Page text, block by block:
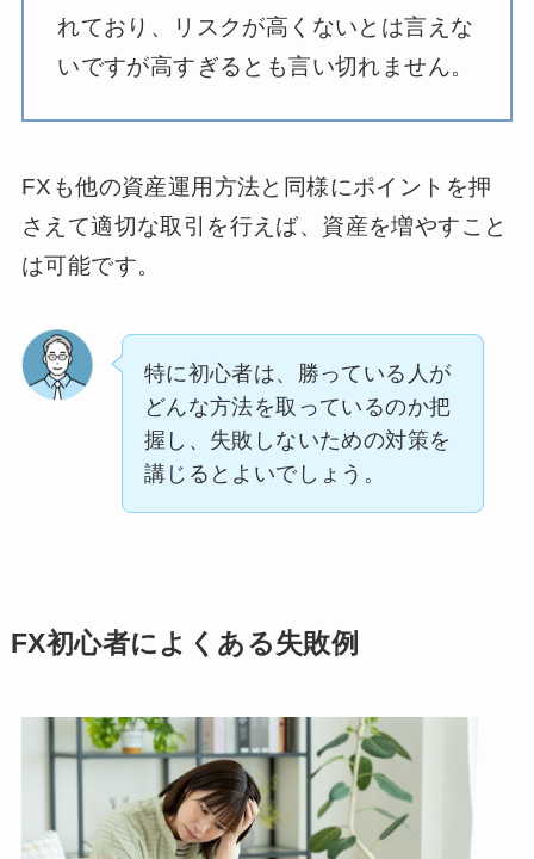
れており、リスクが高くないとは言えな
いですが高すぎるとも言い切れません。
FXも他の資産運用方法と同様にポイントを押
さえて適切な取引を行えば、資産を増やすこと
は可能です。
特に初心者は、勝っている人が
どんな方法を取っているのか把
握し、失敗しないための対策を
講じるとよいでしょう。
FX初心者によくある失敗例